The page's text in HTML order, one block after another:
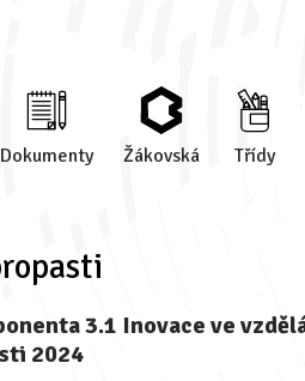
Dokumenty Žákovská Třídy
3.1 Inovace ve
2024